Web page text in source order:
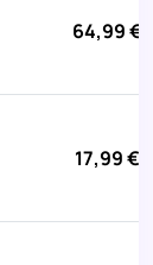
64,99 €
17,99 €